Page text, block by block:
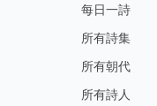
每日一詩
所有詩集
所有朝代
所有詩人